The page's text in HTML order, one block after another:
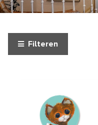
Filteren